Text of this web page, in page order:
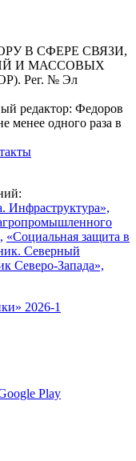
В СФЕРЕ СВЯЗИ,
И МАССОВЫХ
Рег. № Эл
редактор: Федоров
менее одного раза в
Инфраструктура»,
«Социальная защита в
Северный
Северо-Запада»,